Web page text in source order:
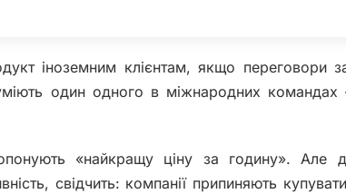
іноземним клієнтам, якщо переговори
один одного в міжнародних
«найкращу ціну за годину». Але
свідчить: компанії припиняють